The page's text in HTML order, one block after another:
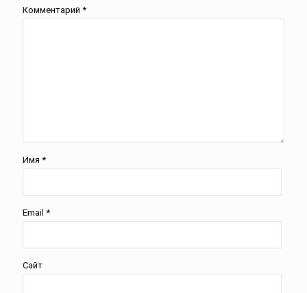
Комментарий *
Имя *
Email *
Сайт